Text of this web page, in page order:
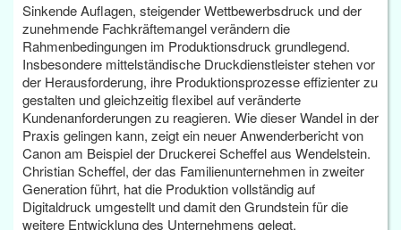
Sinkende Auflagen, steigender Wettbewerbsdruck und der
zunehmende Fachkräftemangel verändern die
Rahmenbedingungen im Produktionsdruck grundlegend.
Insbesondere mittelständische Druckdienstleister stehen vor
der Herausforderung, ihre Produktionsprozesse effizienter zu
gestalten und gleichzeitig flexibel auf veränderte
Kundenanforderungen zu reagieren. Wie dieser Wandel in der
Praxis gelingen kann, zeigt ein neuer Anwenderbericht von
Canon am Beispiel der Druckerei Scheffel aus Wendelstein.
Christian Scheffel, der das Familienunternehmen in zweiter
Generation führt, hat die Produktion vollständig auf
Digitaldruck umgestellt und damit den Grundstein für die
weitere Entwicklung des Unternehmens gelegt.